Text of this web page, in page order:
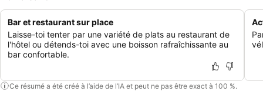
Bar et restaurant sur place
Laisse-toi tenter par une variété de plats au restaurant de
l'hôtel ou détends-toi avec une boisson rafraîchissante au
bar confortable.
Ce résumé a été créé à l’aide de l’IA et peut ne pas être exact à 100 %.